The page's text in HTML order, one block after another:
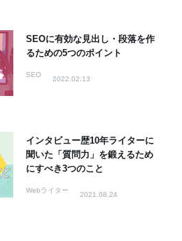
SEOに有効な見出し・段落を作
るための5つのポイント
SEO
2022.02.13
インタビュー歴10年ライターに
聞いた「質問力」を鍛えるため
にすべき3つのこと
Webライター
2021.08.24